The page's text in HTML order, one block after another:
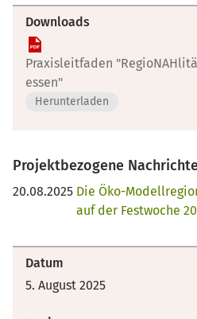
Downloads
Praxisleitfaden
essen"
Herunterladen
Projektbezogene
20.08.2025 Die Öko-
auf der Festwoche
Datum
5. August 2025